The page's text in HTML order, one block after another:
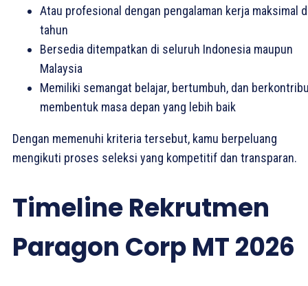
Atau profesional dengan pengalaman kerja maksimal
tahun
Bersedia ditempatkan di seluruh Indonesia maupun
Malaysia
Memiliki semangat belajar, bertumbuh, dan
membentuk masa depan yang lebih baik
Dengan memenuhi kriteria tersebut, kamu berpeluang
mengikuti proses seleksi yang kompetitif dan transparan.
Timeline Rekrutmen
Paragon Corp MT 2026